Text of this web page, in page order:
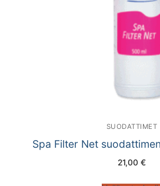
SUODATTIMET
Spa Filter Net
21,00 €